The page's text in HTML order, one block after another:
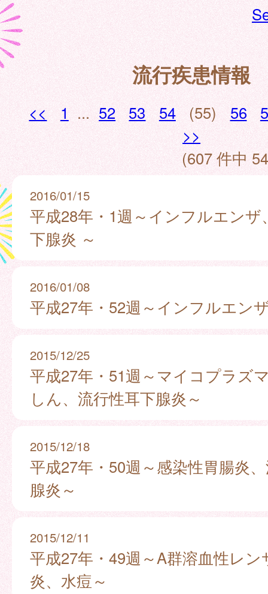
流行疾患情報
<< 1 ... 52 53 54 (55) 56
>>
(607 件中
2016/01/15
平成28年・1週～インフルエンザ
下腺炎 ～
2016/01/08
平成27年・52週～インフルエン
2015/12/25
平成27年・51週～マイコプラズ
しん、流行性耳下腺炎～
2015/12/18
平成27年・50週～感染性胃腸炎
腺炎～
2015/12/11
平成27年・49週～A群溶血性レン
炎、水痘～